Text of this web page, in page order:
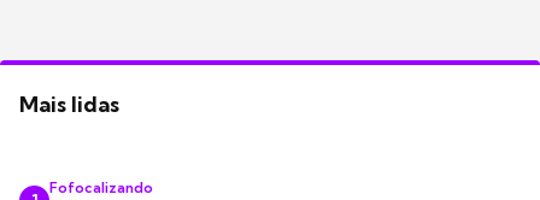
Mais lidas
Fofocalizando